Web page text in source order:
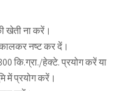
खेती ना करें।
नष्ट कर दें।
कि.ग्रा./हेक्टे. प्रयोग करें या
में प्रयोग करें।